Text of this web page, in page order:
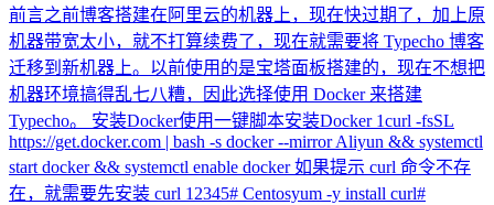
前言之前博客搭建在阿里云的机器上，现在快过期了，加上原
机器带宽太小，就不打算续费了，现在就需要将 Typecho 博客
迁移到新机器上。以前使用的是宝塔面板搭建的，现在不想把
机器环境搞得乱七八糟，因此选择使用 Docker 来搭建
Typecho。 安装Docker使用一键脚本安装Docker 1curl -fsSL
https://get.docker.com | bash -s docker --mirror Aliyun && systemctl
start docker && systemctl enable docker 如果提示 curl 命令不存
在，就需要先安装 curl 12345# Centosyum -y install curl#